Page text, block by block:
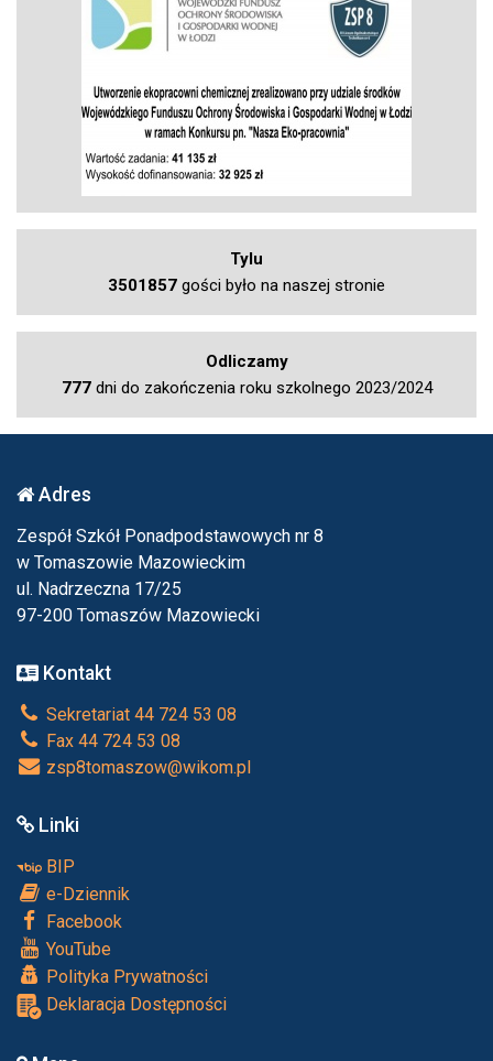
Tylu
3501857 gości było na naszej stronie
Odliczamy
777dni do zakończenia roku szkolnego 2023/2024
Adres
Zespół Szkół Ponadpodstawowych nr 8
w Tomaszowie Mazowieckim
ul. Nadrzeczna 17/25
97-200 Tomaszów Mazowiecki
Kontakt
Sekretariat 44 724 53 08
Fax 44 724 53 08
zsp8tomaszow@wikom.pl
Linki
BIP
e-Dziennik
Facebook
YouTube
Polityka Prywatności
Deklaracja Dostępności